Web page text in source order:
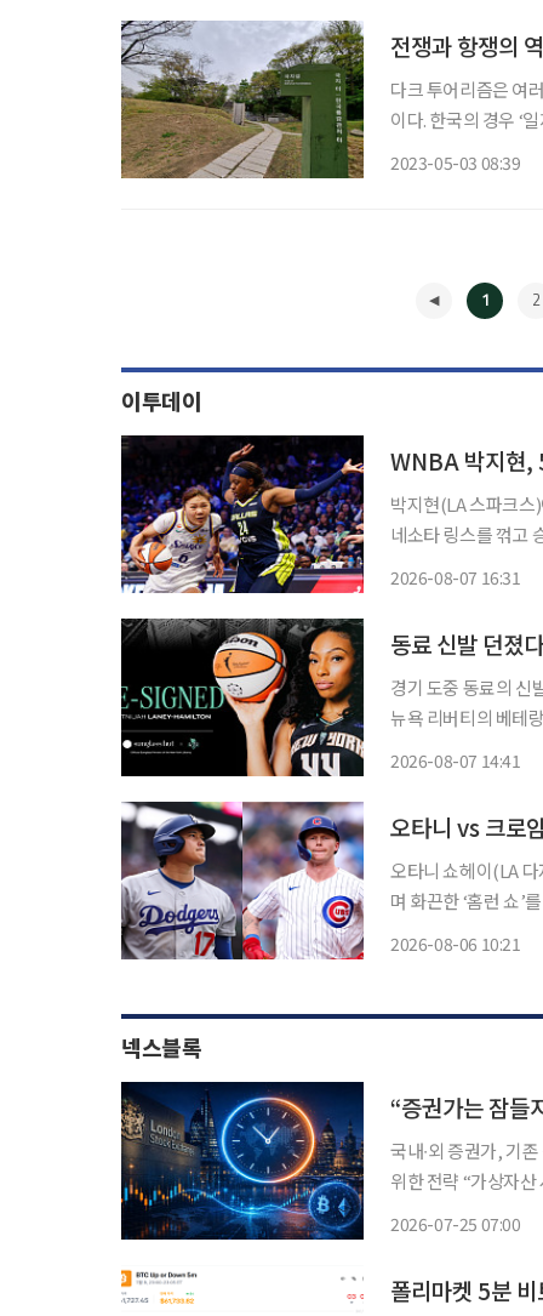
전쟁과 항쟁의
다크 투어리즘은 여
이다. 한국의 경우 ‘
2023-05-03 08:39
1 2
이투데이
WNBA 박지현,
박지현(LA 스파크스
네소타 링스를 꺾고 승리를 챙겼다. LA는 7일(한국시
2026-08-07 16:31
동료 신발 던졌
경기 도중 동료의 신
뉴욕 리버티의 베테랑 베트
2026-08-07 14:41
오타니 vs 크로
오타니 쇼헤이(LA
며 화끈한 ‘홈런 쇼’
2026-08-06 10:21
넥스블록
“증권가는 잠들
국내∙외 증권가, 기
위한 전략 “가상자산 시장
2026-07-25 07:00